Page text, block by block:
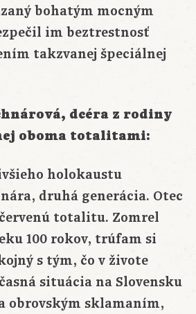
bohatým mocným
im beztrestnosť
takzvanej špeciálnej
dcéra z rodiny
oboma totalitami:
holokaustu
druhá generácia. Otec
totalitu. Zomrel
100 rokov, trúfam si
s tým, čo v živote
situácia na Slovensku
obrovským sklamaním,